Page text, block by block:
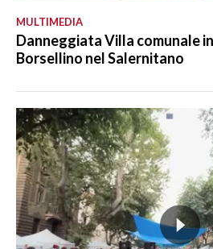
MULTIMEDIA
Danneggiata Villa comunale
Borsellino nel Salernitano